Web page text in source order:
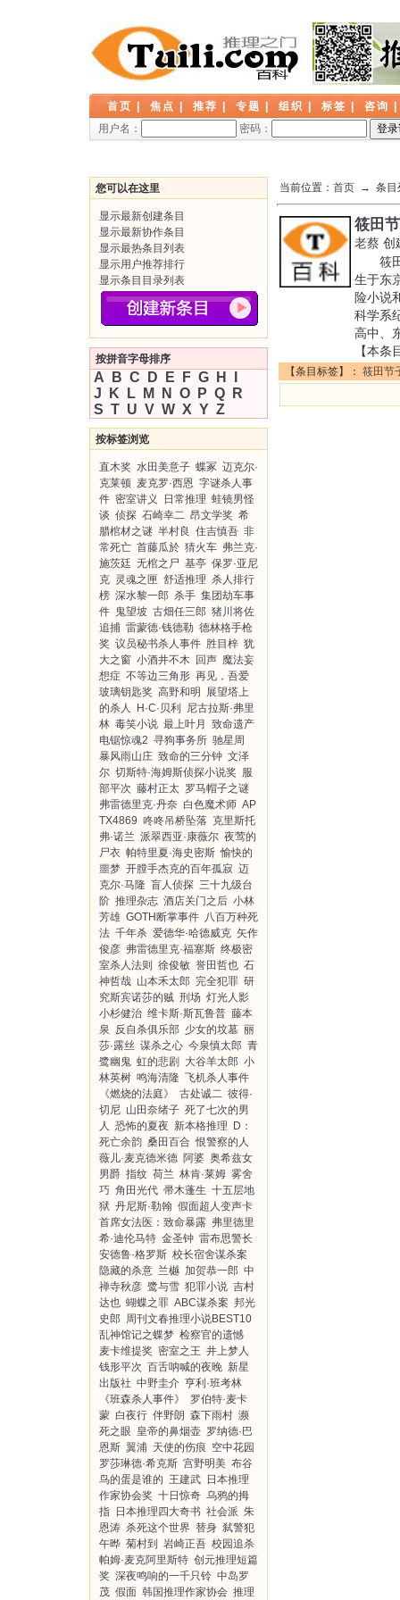
首页 焦点 推荐 专题 组织 标签 咨询
用户名：
密码：
您可以在这里
显示最新创建条目
显示最新协作条目
显示最热条目列表
显示用户推荐排行
显示条目目录列表
按拼音字母排序
A B C D E F G H
J
K L M N O P Q
R
S T U V W X Y Z
按标签浏览
直木奖 水田美意子 蝶冢 迈克尔·
克莱顿 麦克罗·西恩 字谜杀人事
件 密室讲义 日常推理 蛙镜男怪
谈 侦探 石崎幸二 昂文学奖 希
腊棺材之谜 半村良 住吉慎吾 非
常死亡 首藤瓜於 猜火车 弗兰克·
施茨廷 无棺之尸 基亭 保罗·亚尼
克 灵魂之匣 舒适推理 杀人排行
榜 深水黎一郎 杀手 集团劫车事
件 鬼望坡 古畑任三郎 猪川将佐
追捕 雷蒙德·钱德勒 德林格手枪
奖 议员秘书杀人事件 胜目梓 犹
大之窗 小酒井不木 回声 魔法妄
想症 不等边三角形 再见，吾爱
玻璃钥匙奖 高野和明
展望塔上
的杀人
H·C·贝利
尼古拉斯·弗里
林 毒笑小说 最上叶月
致命遗产
电锯惊魂2 寻狗事务所 驰星周
暴风雨山庄 致命的三分钟 文泽
尔 切斯特·海姆斯侦探小说奖 服
部平次 藤村正太 罗马帽子之谜
弗雷德里克·丹奈 白色魔术师 AP
TX4869 咚咚吊桥坠落 克里斯托
弗·诺兰 派翠西亚·康薇尔 夜莺的
尸衣 帕特里夏·海史密斯 愉快的
噩梦 开膛手杰克的百年孤寂 迈
克尔·马隆 盲人侦探 三十九级台
阶 推理杂志 酒店关门之后 小林
芳雄 GOTH断掌事件 八百万种死
法 千年杀 爱德华·哈德威克 矢作
俊彦 弗雷德里克·福塞斯 终极密
室杀人法则
徐俊敏 誉田哲也 石
神哲哉 山本禾太郎 完全犯罪 研
究斯宾诺莎的贼 刑场 灯光人影
小杉健治 维卡斯·斯瓦鲁普 藤本
泉 反自杀俱乐部 少女的坟墓 丽
莎·露丝 谋杀之心 今泉慎太郎 青
鹭幽鬼 虹的悲剧 大谷羊太郎 小
林英树 鸣海清隆 飞机杀人事件
《燃烧的法庭》
古处诚二 彼得·
切尼 山田奈绪子 死了七次的男
人 恐怖的夏夜 新本格推理
D：
死亡余韵 桑田百合 恨警察的人
薇儿·麦克德米德 阿婆 奥希兹女
男爵 指纹 荷兰 林肯·莱姆 雾舍
巧 角田光代 帚木蓬生 十五层地
狱 丹尼斯·勒翰 假面超人变声卡
首席女法医：致命暴露 弗里德里
希·迪伦马特 金圣钟 雷布思警长
安德鲁·格罗斯 校长宿舍谋杀案
隐藏的杀意 兰樾 加贺恭一郎 中
禅寺秋彦 鹭与雪 犯罪小说 吉村
达也 蝴蝶之罪 ABC谋杀案 邦光
史郎 周刊文春推理小说BEST10
乱神馆记之蝶梦 检察官的遗憾
麦卡维提奖 密室之王 井上梦人
钱形平次 百舌呐喊的夜晚 新星
出版社 中野圭介 亨利·班考林
《班森杀人事件》
罗伯特·麦卡
蒙 白夜行 伴野朗 森下雨村 濒
死之眼 皇帝的鼻烟壶 罗纳德·巴
恩斯 翼浦 天使的伤痕 空中花园
罗莎琳德·希克斯 宫野明美 布谷
鸟的蛋是谁的 王建武 日本推理
作家协会奖 十日惊奇 乌鸦的拇
指 日本推理四大奇书 社会派 朱
恩涛 杀死这个世界 替身 弑警犯
午晔 菊村到 岩崎正吾 校园追杀
帕姆·麦克阿里斯特 创元推理短篇
奖 深夜鸣响的一千只铃 中岛罗
茂 假面 韩国推理作家协会 推理
当前位置： 首页 → 条目
筱田
老蔡 创
筱田
生于东
险小说
科学系
高中、
【本条
【条目标签】： 筱田节